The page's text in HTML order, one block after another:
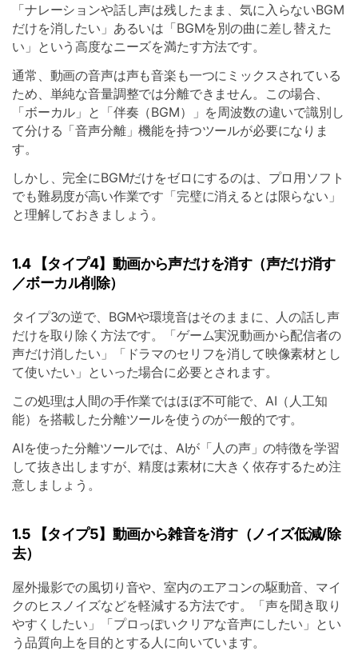
「ナレーションや話し声は残したまま、気に入らないBGM
だけを消したい」あるいは「BGMを別の曲に差し替えた
い」という高度なニーズを満たす方法です。
通常、動画の音声は声も音楽も一つにミックスされている
ため、単純な音量調整では分離できません。この場合、
「ボーカル」と「伴奏（BGM）」を周波数の違いで識別し
て分ける「音声分離」機能を持つツールが必要になりま
す。
しかし、完全にBGMだけをゼロにするのは、プロ用ソフト
でも難易度が高い作業です「完璧に消えるとは限らない」
と理解しておきましょう。
1.4 【タイプ4】動画から声だけを消す（声だけ消す
／ボーカル削除）
タイプ3の逆で、BGMや環境音はそのままに、人の話し声
だけを取り除く方法です。「ゲーム実況動画から配信者の
声だけ消したい」「ドラマのセリフを消して映像素材とし
て使いたい」といった場合に必要とされます。
この処理は人間の手作業ではほぼ不可能で、AI（人工知
能）を搭載した分離ツールを使うのが一般的です。
AIを使った分離ツールでは、AIが「人の声」の特徴を学習
して抜き出しますが、精度は素材に大きく依存するため注
意しましょう。
1.5 【タイプ5】動画から雑音を消す（ノイズ低減/除
去）
屋外撮影での風切り音や、室内のエアコンの駆動音、マイ
クのヒスノイズなどを軽減する方法です。「声を聞き取り
やすくしたい」「プロっぽいクリアな音声にしたい」とい
う品質向上を目的とする人に向いています。